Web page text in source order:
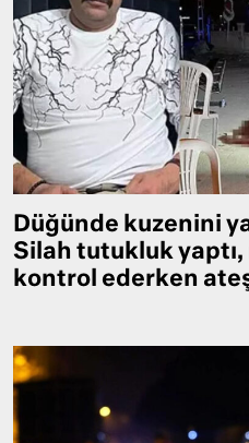
Düğünde kuzenini
Silah tutukluk yaptı,
kontrol ederken